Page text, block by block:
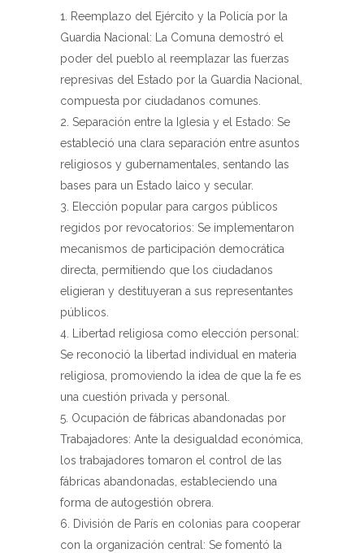
Reemplazo del Ejército y la Policía por la
Guardia Nacional: La Comuna demostró el
poder del pueblo al reemplazar las fuerzas
represivas del Estado por la Guardia Nacional,
compuesta por ciudadanos comunes.
Separación entre la Iglesia y el Estado: Se
estableció una clara separación entre asuntos
religiosos y gubernamentales, sentando las
bases para un Estado laico y secular.
Elección popular para cargos públicos
regidos por revocatorios: Se implementaron
mecanismos de participación democrática
directa, permitiendo que los ciudadanos
eligieran y destituyeran a sus representantes
públicos.
Libertad religiosa como elección personal:
Se reconoció la libertad individual en materia
religiosa, promoviendo la idea de que la fe es
una cuestión privada y personal.
Ocupación de fábricas abandonadas por
Trabajadores: Ante la desigualdad económica,
los trabajadores tomaron el control de las
fábricas abandonadas, estableciendo una
forma de autogestión obrera.
División de París en colonias para cooperar
con la organización central: Se fomentó la